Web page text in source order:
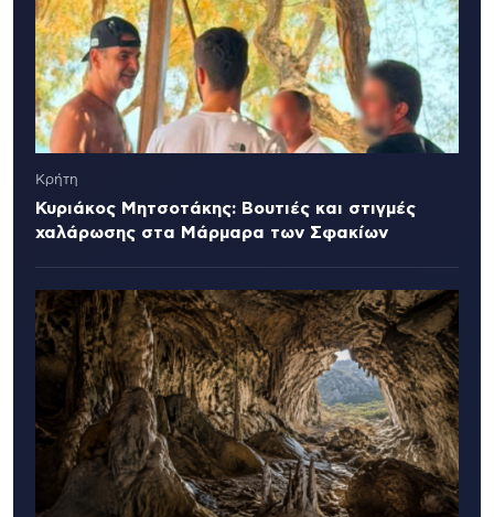
Κρήτη
Κυριάκος Μητσοτάκης: Βουτιές και στιγμές
χαλάρωσης στα Μάρμαρα των Σφακίων